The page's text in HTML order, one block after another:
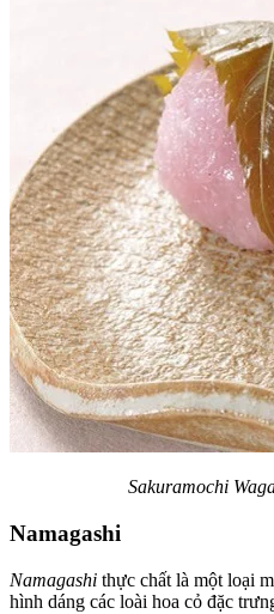
Sakuramochi
Namagashi
Namagashi thực chất là một loại
hình dáng các loài hoa cỏ đặc